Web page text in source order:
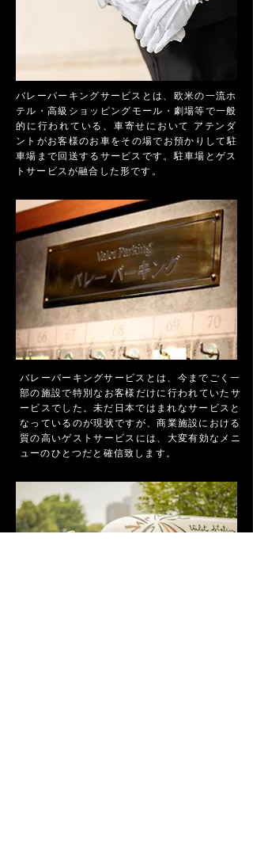
バレーパーキングサービスとは、欧米の一流ホ
テル・高級ショッピングモール・劇場等で一般
的に行われている、車寄せにおいて アテンダ
ントがお客様のお車をその場でお預かりして駐
車場まで回送するサービスです。駐車場とゲス
トサービスが融合した形です。
バレーパーキングサービスとは、今までごく一
部の施設で特別なお客様だけに行われていたサ
ービスでした。未だ日本ではまれなサービスと
なっているのが現状ですが、商業施設における
質の高いゲストサービスには、大変有効なメニ
ューのひとつだと確信致します。